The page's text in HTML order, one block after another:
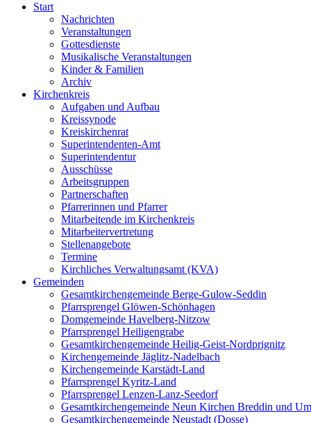
Start
Nachrichten
Veranstaltungen
Gottesdienste
Musikalische Veranstaltungen
Kinder & Familien
Archiv
Kirchenkreis
Aufgaben und Aufbau
Kreissynode
Kreiskirchenrat
Superintendenten-Amt
Superintendentur
Ausschüsse
Arbeitsgruppen
Partnerschaften
Pfarrerinnen und Pfarrer
Mitarbeitende im Kirchenkreis
Mitarbeitervertretung
Stellenangebote
Termine
Kirchliches Verwaltungsamt (KVA)
Gemeinden
Gesamtkirchengemeinde Berge-Gulow-Seddin
Pfarrsprengel Glöwen-Schönhagen
Domgemeinde Havelberg-Nitzow
Pfarrsprengel Heiligengrabe
Gesamtkirchengemeinde Heilig-Geist-Nordprignitz
Kirchengemeinde Jäglitz-Nadelbach
Kirchengemeinde Karstädt-Land
Pfarrsprengel Kyritz-Land
Pfarrsprengel Lenzen-Lanz-Seedorf
Gesamtkirchengemeinde Neun Kirchen Breddin und
Gesamtkirchengemeinde Neustadt (Dosse)